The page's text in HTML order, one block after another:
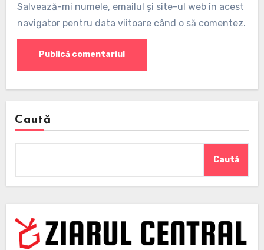
Salvează-mi numele, emailul și site-ul web în acest
navigator pentru data viitoare când o să comentez.
Caută
Caută